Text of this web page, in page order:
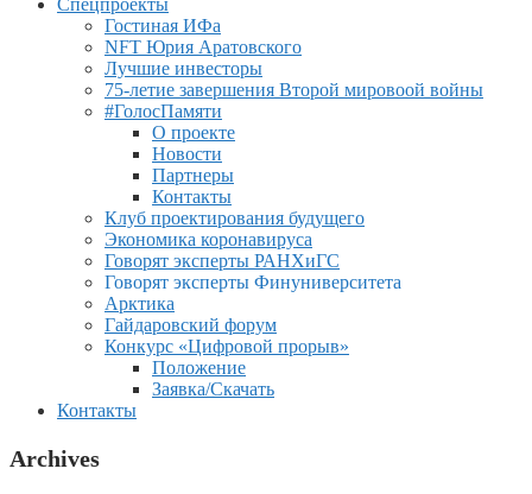
Спецпроекты
Гостиная ИФа
NFT Юрия Аратовского
Лучшие инвесторы
75-летие завершения Второй мировоой войны
#ГолосПамяти
О проекте
Новости
Партнеры
Контакты
Клуб проектирования будущего
Экономика коронавируса
Говорят эксперты РАНХиГС
Говорят эксперты Финуниверситета
Арктика
Гайдаровский форум
Конкурс «Цифровой прорыв»
Положение
Заявка/Скачать
Контакты
Archives